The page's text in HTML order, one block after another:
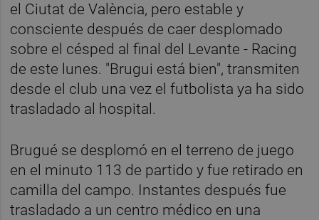
el Ciutat de València, pero estable y
consciente después de caer desplomado
sobre el césped al final del Levante - Racing
de este lunes. "Brugui está bien", transmiten
desde el club una vez el futbolista ya ha sido
trasladado al hospital.
Brugué se desplomó en el terreno de juego
en el minuto 113 de partido y fue retirado en
camilla del campo. Instantes después fue
trasladado a un centro médico en una